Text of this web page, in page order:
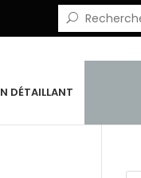
DÉTAILLANT